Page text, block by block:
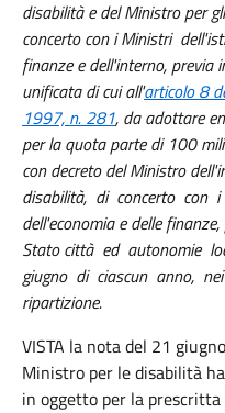
disabilità e del Ministro per
concerto con i Ministri
finanze e dell'interno, previa
unificata di cui all'articolo 8
1997, n. 281, da adottare
per la quota parte di 100
con decreto del Ministro
disabilità, di concerto con i
dell'economia e delle
Stato città ed autonomie
giugno di ciascun anno,
ripartizione.
VISTA la nota del 21
Ministro per le disabilità
in oggetto per la